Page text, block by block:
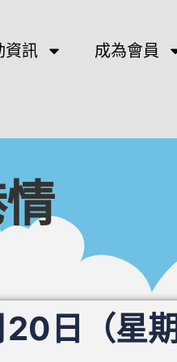
資訊
成為會員
日（星期